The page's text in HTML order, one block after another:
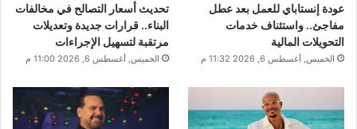
عودة إنستاباي للعمل بعد عطل
مفاجئ.. واستئناف خدمات
التحويلات المالية
الخميس, أغسطس 6, 2026 11:32 م
تحديث أسعار التصالح في مخالفات
البناء.. قرارات جديدة وتعديلات
مرتقبة لتسهيل الإجراءات
الخميس, أغسطس 6, 2026 11:00 م